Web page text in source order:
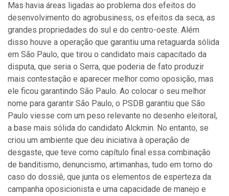
Mas havia áreas ligadas ao problema dos efeitos do
desenvolvimento do agrobusiness, os efeitos da seca, as
grandes propriedades do sul e do centro-oeste. Além
disso houve a operação que garantiu uma retaguarda sólida
em São Paulo, que tirou o candidato mais capacitado da
disputa, que seria o Serra, que poderia de fato produzir
mais contestação e aparecer melhor como oposição, mas
ele ficou garantindo São Paulo. Ao colocar o seu melhor
nome para garantir São Paulo, o PSDB garantiu que São
Paulo viesse com um peso relevante no desenho eleitoral,
a base mais sólida do candidato Alckmin. No entanto, se
criou um ambiente que deu iniciativa à operação de
desgaste, que teve como capítulo final essa combinação
de banditismo, denuncismo, artimanhas, tudo em torno do
caso do dossiê, que junta os elementos de esperteza da
campanha oposicionista e uma capacidade de manejo e